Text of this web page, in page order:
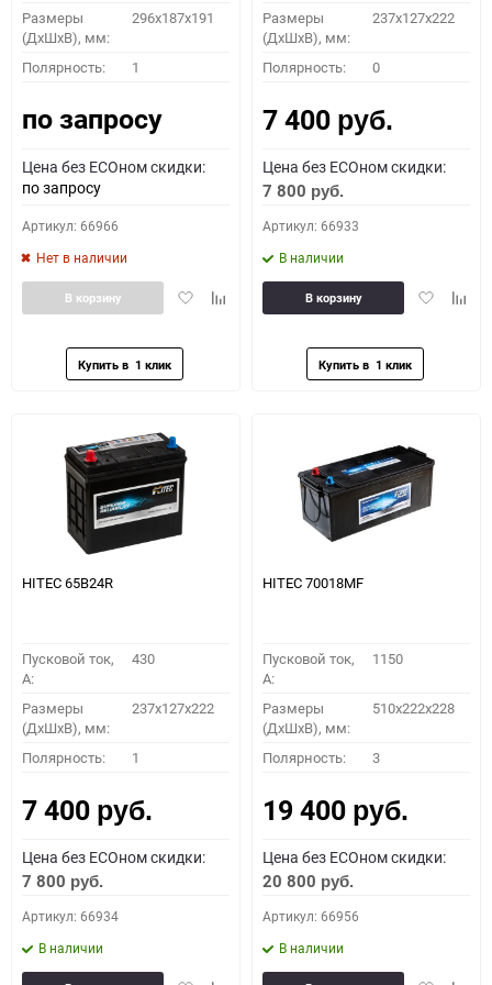
Размеры
(ДхШхВ), мм:
296х187х191
Полярность: 1
по запросу
Цена без ECOном скидки:
по запросу
Артикул: 66966
Нет в наличии
ДобавитьДобавить
В корзину
Размеры
(ДхШхВ), мм:
237x127x222
Полярность: 0
7 400 руб.
Цена без ECOном скидки:
7 800 руб.
Артикул: 66933
В наличии
Добавить
В корзину
HITEC 65B24R
Пусковой ток,
A:
430
Размеры
(ДхШхВ), мм:
237x127x222
Полярность: 1
7 400 руб.
Цена без ECOном скидки:
7 800 руб.
Артикул: 66934
В наличии
HITEC 70018MF
Пусковой ток,
A:
1150
Размеры
(ДхШхВ), мм:
510x222x228
Полярность: 3
19 400 руб.
Цена без ECOном скидки:
20 800 руб.
Артикул: 66956
В наличии